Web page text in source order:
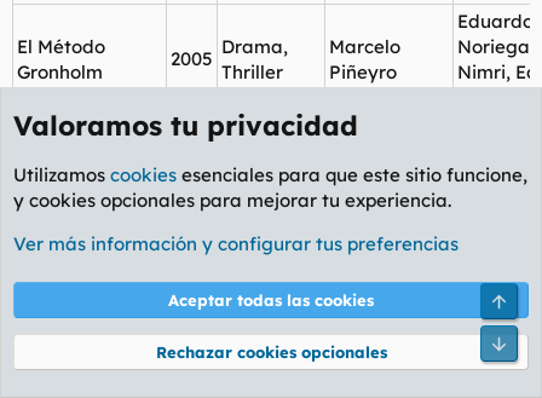
El Método
Gronholm
2005
Drama,
Thriller
Marcelo
Piñeyro
Eduardo
Noriega,
Nimri,
El Milagro de P.
Tinto
Pinedo
El Nombre de la
1986
Misterio,
Jacques
Annaud
Christian
2007
Misterio,
Thriller
Joel
Schumacher
Jim
Virginia
Logan
Valoramos tu privacidad
Utilizamos cookies esenciales para que este sitio funcione,
y cookies opcionales para mejorar tu experiencia.
Ver más información y configurar tus preferencias
Aceptar todas las cookies
Rechazar cookies opcionales
Pie